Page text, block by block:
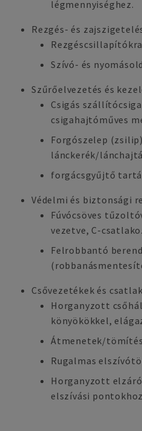
légmennyiséghez.
Rezgés- és
Szívó- és
Szűrőelvezetés és
Csigás
csigahajtóműves
Forgószelep
lánckerék/
forgácsgyűjtő
Védelmi és biztonsági
Fúvócsöves
vezetve, C-
Felrobbantó
Csővezetékek és
Horganyzott
könyökökkel,
Átmenetek/
Rugalmas
Horganyzott
elszívási pontokhoz